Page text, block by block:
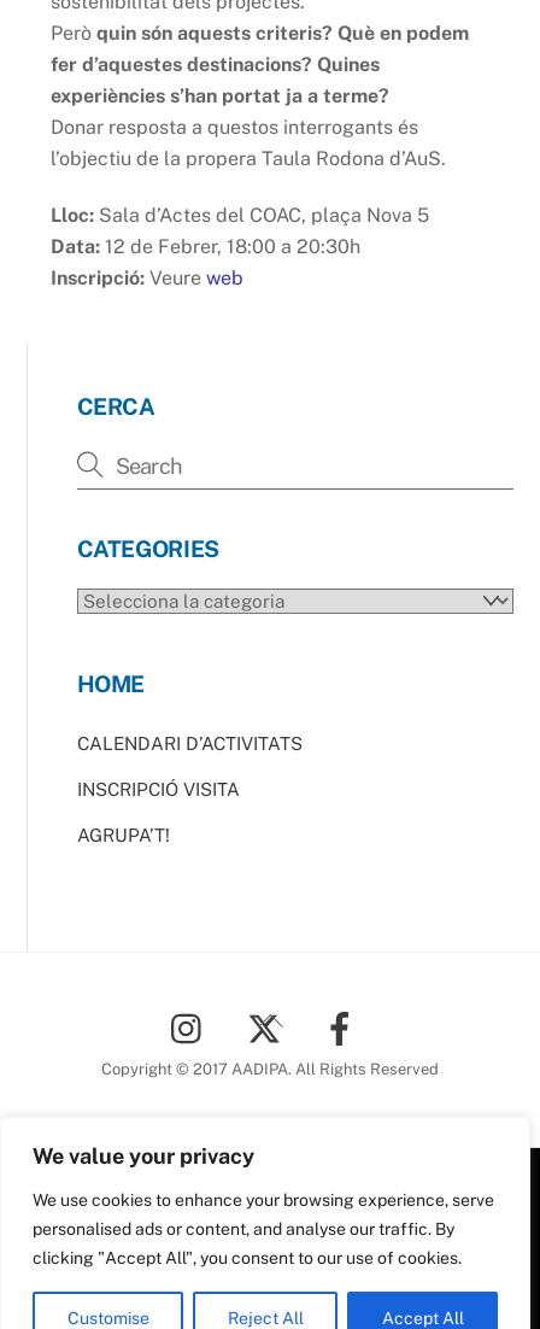
We value your privacy
We use cookies to enhance your browsing experience, serve
personalised ads or content, and analyse our traffic. By
clicking "Accept All", you consent to our use of cookies.
Customise Reject All Accept All
Peròquin són aquests criteris? Què en podem
fer d’aquestes destinacions? Quines
experiències s’han portat ja a terme?
Donar resposta a questos interrogants és
l’objectiu de la propera Taula Rodona d’AuS.
Lloc: Sala d’Actes del COAC, plaça Nova 5
Data:12 de Febrer, 18:00 a 20:30h
Inscripció:Veure web
CERCA
CATEGORIES
CATEGORIES
HOME
CALENDARI D’ACTIVITATS
INSCRIPCIÓ VISITA
AGRUPA’T!
To
Top
Copyright © 2017 AADIPA. All Rights Reserved
08002 Barcelona
Plaça Nova, 5 6a planta
08002 Barcelona
Tel. 93 306 78 28
aadipa@coac.net